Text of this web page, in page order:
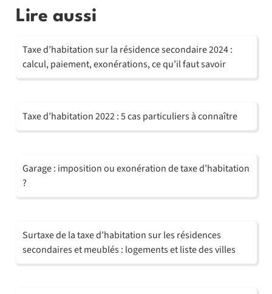
Lire aussi
Taxe d’habitation sur la résidence secondaire 2024 :
calcul, paiement, exonérations, ce qu’il faut savoir
Taxe d’habitation 2022 : 5 cas particuliers à connaître
Garage : imposition ou exonération de taxe d’habitation
?
Surtaxe de la taxe d’habitation sur les résidences
secondaires et meublés : logements et liste des villes